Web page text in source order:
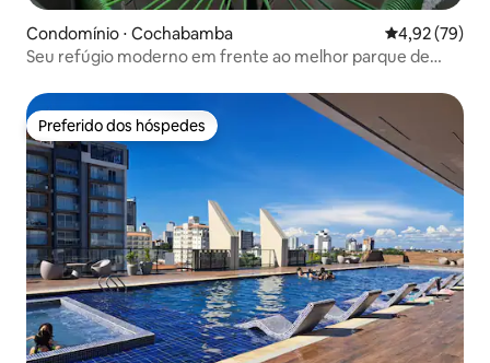
Condomínio ⋅ Cochabamba 4,92 de uma
4,92 (79)
Seu refúgio moderno em frente ao melhor parque de
Preferido dos hóspedes
Preferido dos hóspedes